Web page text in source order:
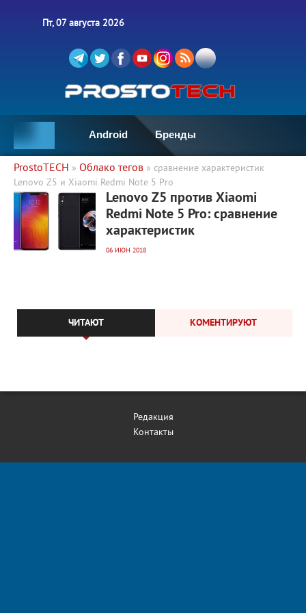
Пт, 07 августа 2026
Android Бренды
ProstoTECH » Облако тегов » сравнение характеристик
Lenovo Z5 и Xiaomi Redmi Note 5 Pro
7 912 0
Lenovo Z5 против Xiaomi
Redmi Note 5 Pro: сравнение
характеристик
06 ИЮН 2018
ЧИТАЮТ КОМЕНТИРУЮТ
Редакция
Контакты